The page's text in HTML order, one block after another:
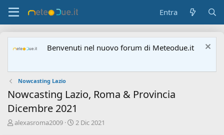
Entra
Benvenuti nel nuovo forum di Meteodue.it
Nowcasting Lazio
Nowcasting Lazio, Roma & Provincia
Dicembre 2021
A
alexasroma2009
D
2 Dic 2021